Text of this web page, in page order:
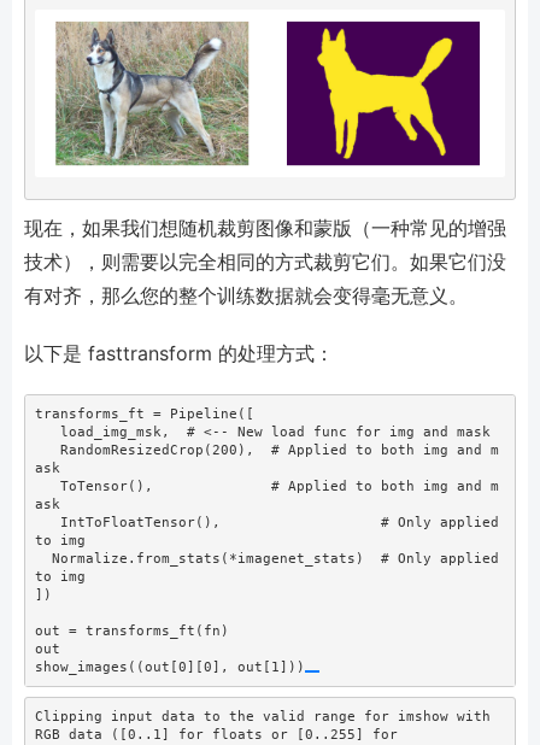
现在，如果我们想随机裁剪图像和蒙版（一种常见的增强
技术），则需要以完全相同的方式裁剪它们。如果它们没
有对齐，那么您的整个训练数据就会变得毫无意义。
以下是 fasttransform 的处理方式：
transforms_ft = Pipeline([
   load_img_msk,
# <-- New load func for img and mask
   RandomResizedCrop(
200 ), # Applied to both img and m
ask
   ToTensor(),
# Applied to both img and m
ask
   IntToFloatTensor(),
# Only applied
to img
  Normalize.from_stats(
*imagenet_stats) # Only applied
to img
])
out = transforms_ft(fn)
out
show_images((out[0][0], out[ 1]))
Clipping input data to the valid range for imshow with
RGB data ([0..1] for floats or [0..255] for